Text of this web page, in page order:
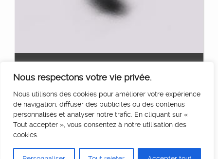
Nous respectons votre vie privée.
Nous utilisons des cookies pour améliorer votre expérience
de navigation, diffuser des publicités ou des contenus
personnalisés et analyser notre trafic. En cliquant sur «
Tout accepter », vous consentez à notre utilisation des
cookies.
15€ HT/Jour